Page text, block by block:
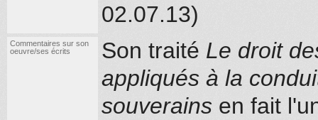
02.07.13)
Commentaires sur son
oeuvre/ses écrits
Son traité Le droit
appliqués à la
souverains en fait